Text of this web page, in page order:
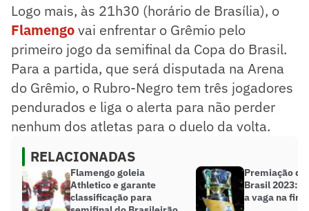
Logo mais, às 21h30 (horário de Brasília), o
Flamengovai enfrentar o Grêmio pelo
primeiro jogo da semifinal da Copa do Brasil.
Para a partida, que será disputada na Arena
do Grêmio, o Rubro-Negro tem três jogadores
pendurados e liga o alerta para não perder
nenhum dos atletas para o duelo da volta.
RELACIONADAS
Flamengo goleia
Athletico e garante
classificação para
Premiação da
Brasil 2023:
a vaga na